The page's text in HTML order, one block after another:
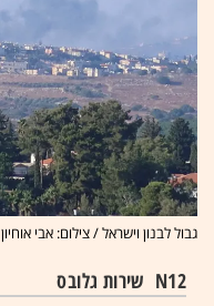
גבול לבנון וישראל / צילום: אבי אוחיון
N12 שירות גלובס